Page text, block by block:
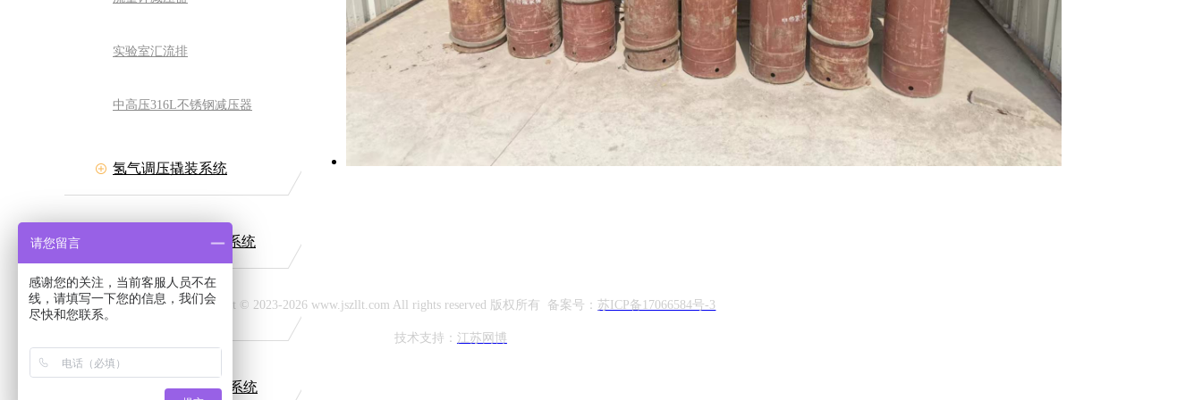
实验室汇流排
中高压316L不锈钢减压器
氢气调压撬装系统
普通燃气调压撬装系统
LNG气化调压撬装系统
体装备有限公司
Copyright © 2023-2026 www.jszllt.com All rights reserved 版权所有 备案号：苏ICP备17066584号-3
技术支持： 江苏网博
请您留言
感谢您的关注，当前客服人员不在
线，请填写一下您的信息，我们会
尽快和您联系。